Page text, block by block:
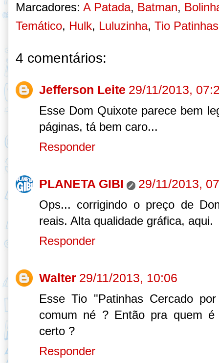
Marcadores: A Patada, Batman,
Temático, Hulk, Luluzinha, Tio Patinhas
4 comentários:
Jefferson Leite 29/11/2013,
Esse Dom Quixote parece bem
páginas, tá bem caro...
Responder
PLANETA GIBI 29/11/2013,
Ops... corrigindo o preço de
reais. Alta qualidade gráfica, aqui.
Responder
Walter 29/11/2013, 10:06
Esse Tio "Patinhas Cercado
comum né ? Então pra quem é
certo ?
Responder